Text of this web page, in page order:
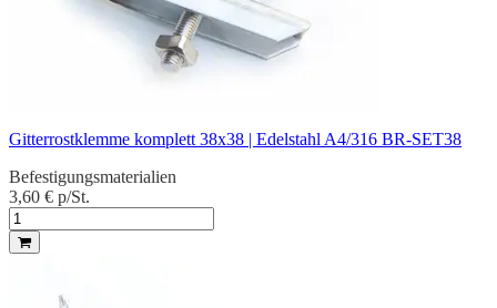
Gitterrostklemme komplett 38x38 | Edelstahl A4/316 BR-SET38
Befestigungsmaterialien
3,60 € p/St.